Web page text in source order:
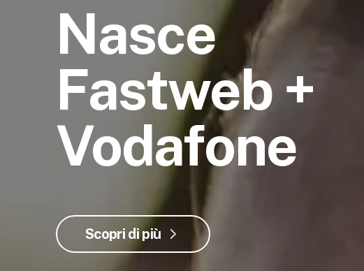
Nasce
Fastweb +
Vodafone
Scopri di più